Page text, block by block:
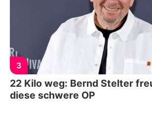
3
22 Kilo weg: Bernd Stelter
diese schwere OP